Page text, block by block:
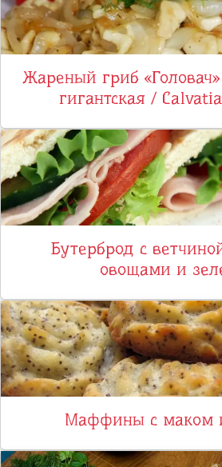
Жареный гриб
гигантская /
Бутерброд с
овощами и
Маффины с маком